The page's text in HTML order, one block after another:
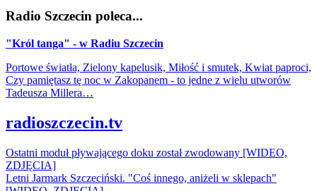
Radio Szczecin poleca...
"Król tanga" - w Radiu Szczecin
Portowe światła, Zielony kapelusik, Miłość i smutek, Kwiat paproci,
Czy pamiętasz tę noc w Zakopanem - to jedne z wielu utworów
Tadeusza Millera…
radioszczecin.tv
Ostatni moduł pływającego doku został zwodowany [WIDEO,
ZDJĘCIA]
Letni Jarmark Szczeciński. "Coś innego, aniżeli w sklepach"